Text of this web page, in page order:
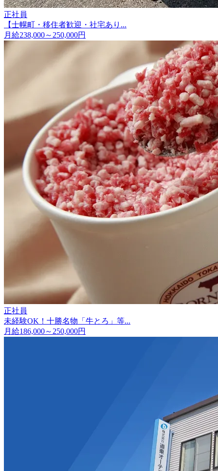
正社員
【士幌町・移住者歓迎・社宅あり...
月給238,000～250,000円
正社員
未経験OK！十勝名物「牛とろ」等...
月給186,000～250,000円